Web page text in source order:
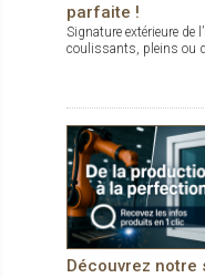
parfaite !
Signature extérieure de
coulissants, pleins ou
Découvrez